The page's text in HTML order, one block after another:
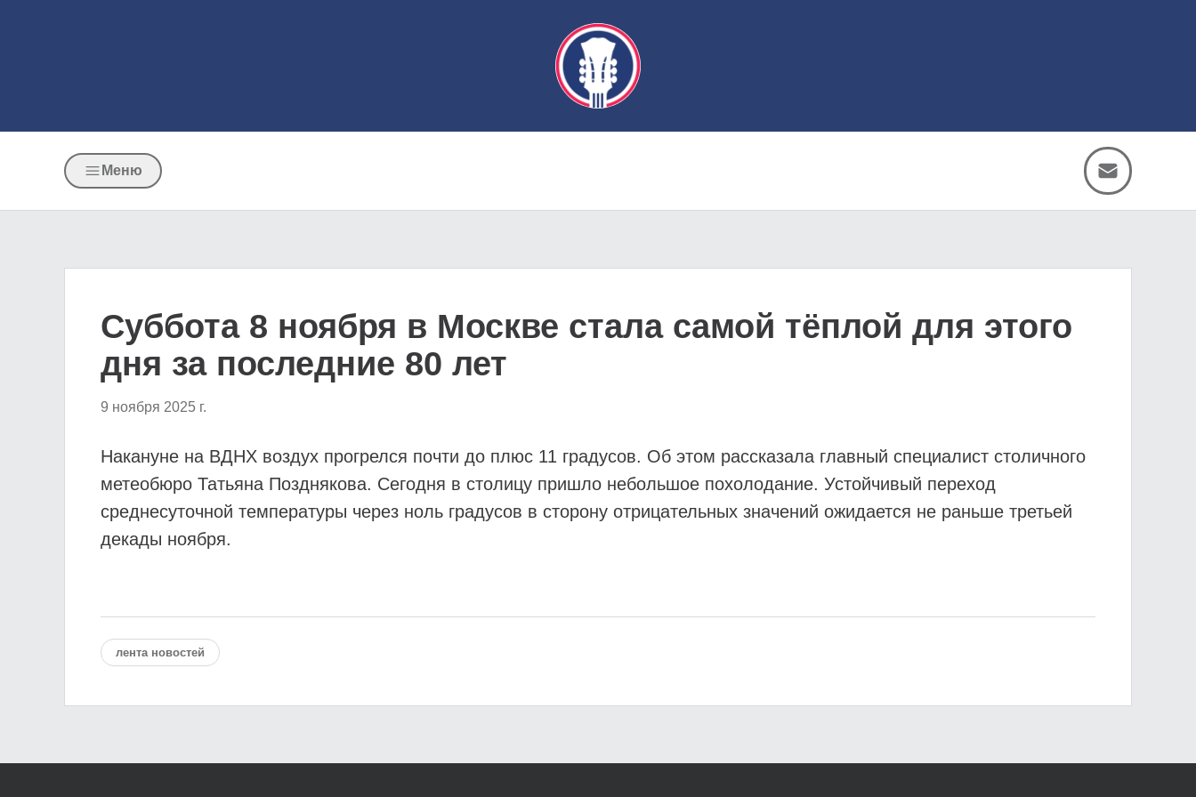
Меню
Суббота 8 ноября в Москве стала самой тёплой для этого
дня за последние 80 лет
9 ноября 2025 г.
Накануне на ВДНХ воздух прогрелся почти до плюс 11 градусов. Об этом рассказала главный специалист столичного
метеобюро Татьяна Позднякова. Сегодня в столицу пришло небольшое похолодание. Устойчивый переход
среднесуточной температуры через ноль градусов в сторону отрицательных значений ожидается не раньше третьей
декады ноября.
лента новостей